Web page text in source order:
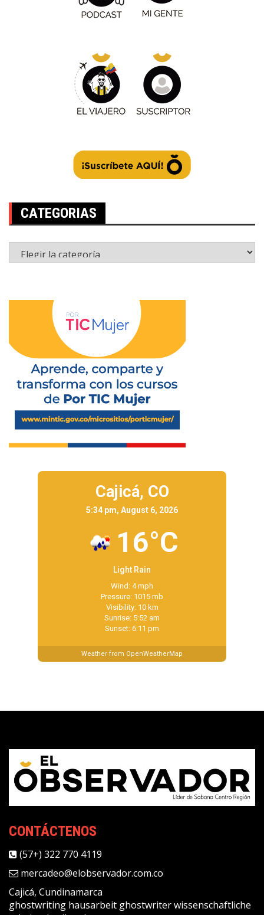
CATEGORIAS
Cajicá, CO
5:34 pm, August 6, 2026
16°C
Light Rain
Wind: 4 mph
Pressure: 1015 mb
Visibility: 10 km
Sunrise: 5:52 am
Sunset: 6:11 pm
Weather from OpenWeatherMap
CONTÁCTENOS
(57+) 322 770 4119
mercadeo@elobservador.com.co
Cajicá, Cundinamarca
ghostwriting hausarbeit ghostwriterwissenschaftliche